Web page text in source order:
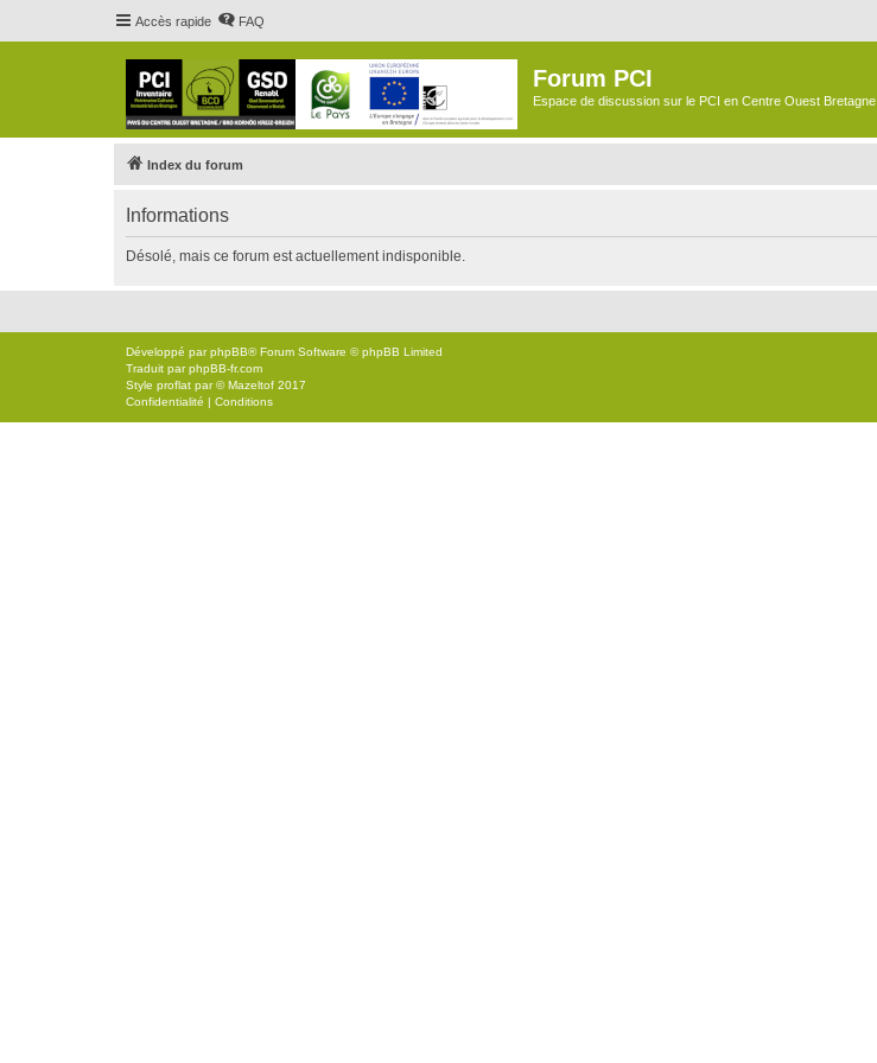
Accès rapide FAQ
Forum PCI
Espace de discussion sur le PCI en Centre Ouest Bretagne
Index du forum
Informations
Désolé, mais ce forum est actuellement indisponible.
Développé parphpBB® Forum Software © phpBB Limited
Traduit parphpBB-fr.com
Style proflat par ©Mazeltof 2017
Confidentialité | Conditions